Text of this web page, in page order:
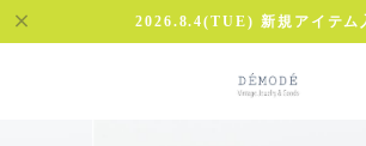
2026.8.4(TUE) 新規アイテム